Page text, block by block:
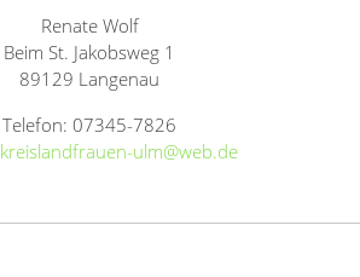
Renate Wolf
Beim St. Jakobsweg 1
89129 Langenau
Telefon: 07345-7826
kreislandfrauen-ulm@web.de